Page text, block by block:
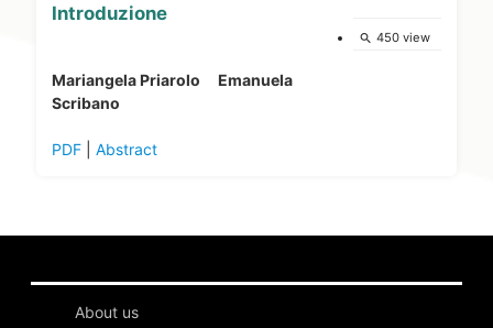
Introduzione
Mariangela Priarolo
Emanuela
Scribano
PDF| Abstract
search 450 view
About us